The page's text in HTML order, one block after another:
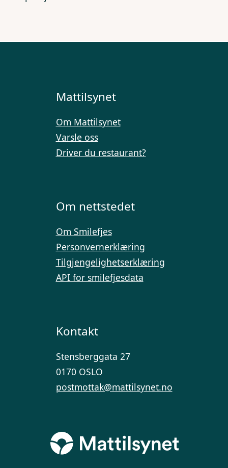
Mattilsynet
Om Mattilsynet
Varsle oss
Driver du restaurant?
Om nettstedet
Om Smilefjes
Personvernerklæring
Tilgjengelighetserklæring
API for smilefjesdata
Kontakt
Stensberggata 27
0170 OSLO
postmottak@mattilsynet.no